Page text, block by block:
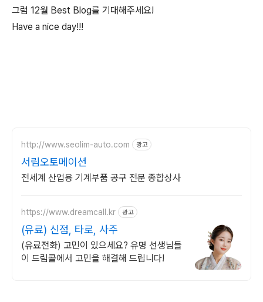
그럼 12월 Best Blog를 기대해주세요!
Have a nice day!!!
http://www.seolim-auto.com 광고
서림오토메이션
전세계 산업용 기계부품 공구 전문 종합상사
https://www.dreamcall.kr 광고
(유료) 신점, 타로, 사주
(유료전화) 고민이 있으세요? 유명 선생님들
이 드림콜에서 고민을 해결해 드립니다!